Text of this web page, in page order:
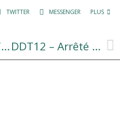
TWITTER MESSENGER PLUS
TAUSSAC EN FÊTE 2023 DDT12 – Arrêté de restrictions des prélèvements et usages de l’eau du 08/07/2023.